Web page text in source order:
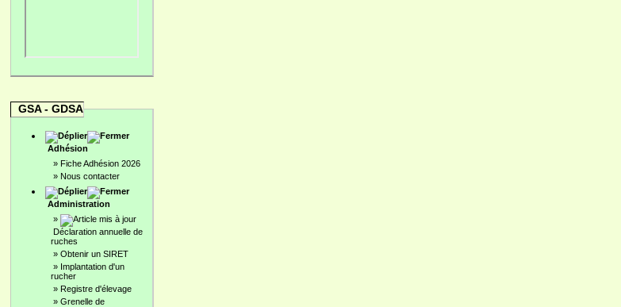
GSA - GDSA
Adhésion
» Fiche Adhésion 2026
» Nous contacter
Administration
»
Déclaration annuelle de
ruches
» Obtenir un SIRET
» Implantation d'un
rucher
» Registre d'élevage
» Grenelle de